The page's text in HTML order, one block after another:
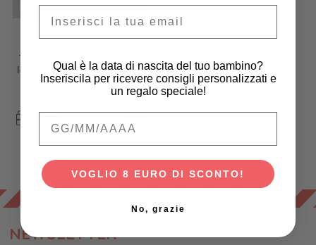
Trolley Bimbo, Olivia il Gufo -
Ideale come Bagaglio a Mano!
NEWSLETTER
Qual è la data di nascita del tuo bambino?
Inseriscila per ricevere consigli personalizzati e
un regalo speciale!
VOGLIO 8 EURO DI SCONTO!
No, grazie